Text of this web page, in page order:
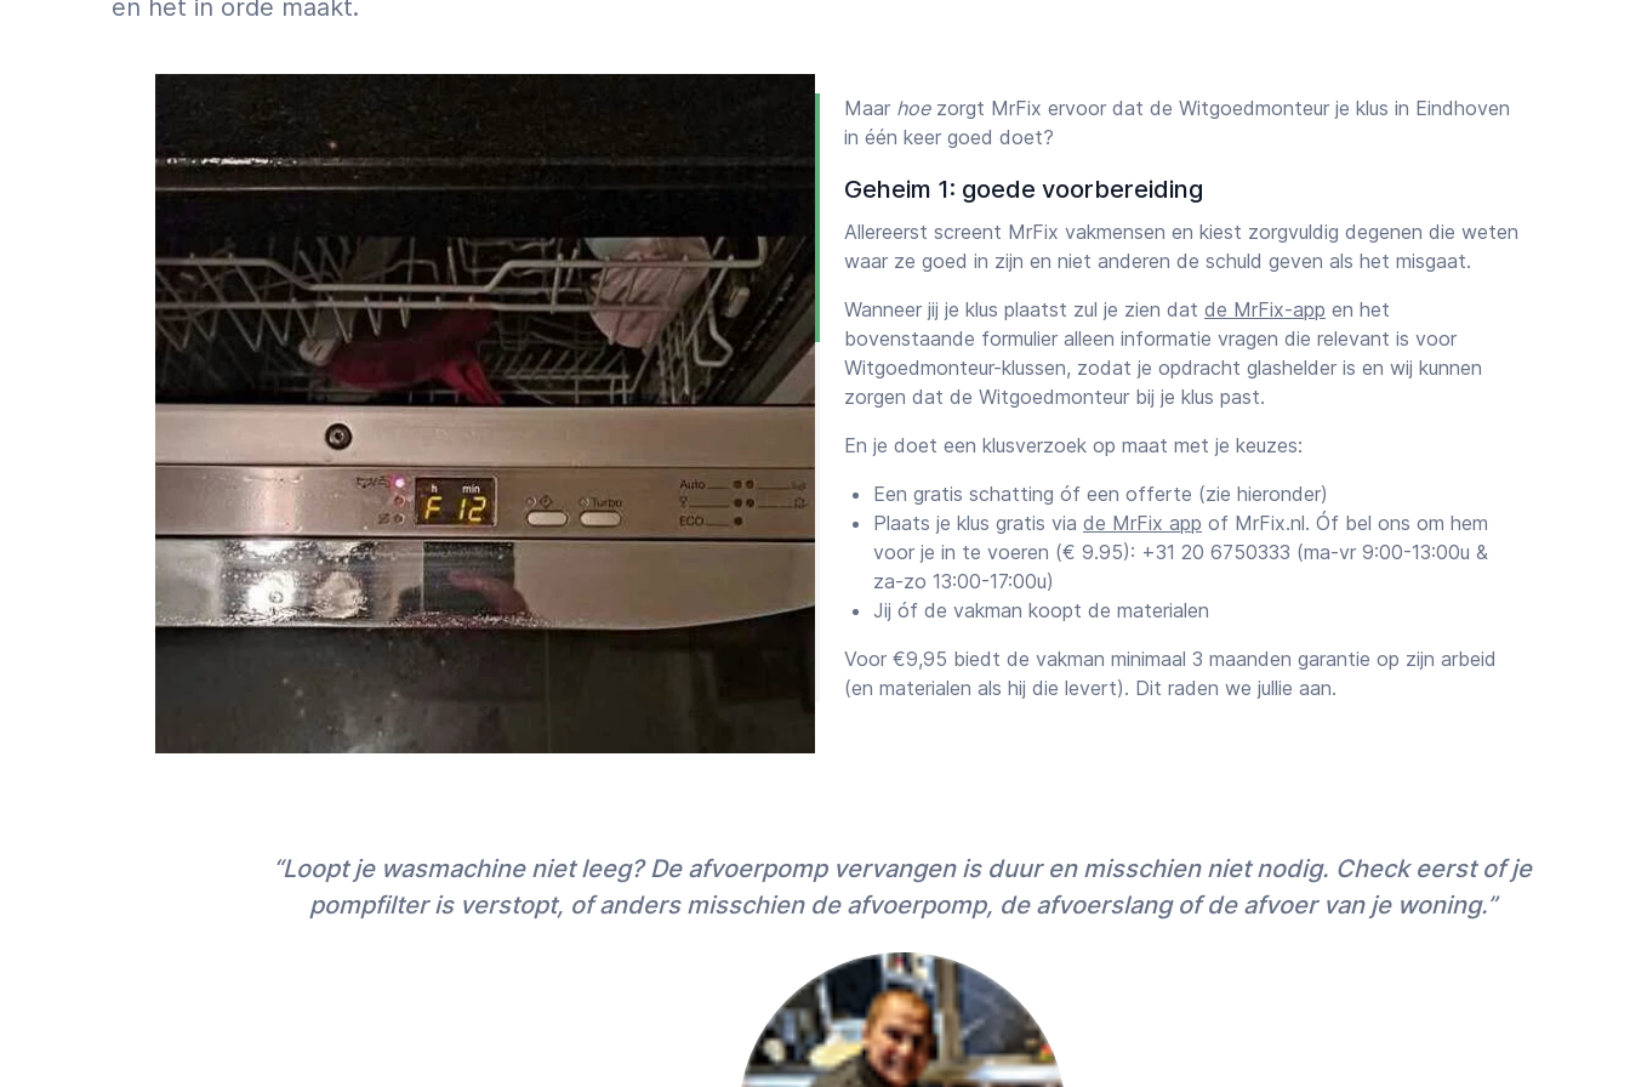
witgoed voor ongelukken zorgt. Mocht je bijvoorbeeld lekkage of
stukadoorofelektricienom jou verder te helpen.
Soepel je klus plaatsen
Witgoedservice MrFix vindt binnen 1 uur () een beschikbare
witgoedmonteur in Eindhoven om je klus 24/7 uit te voeren. Plaats je
professionele vakman. Je kunt viadit formulierook eerst een offerte
aanvragen.
Tips voor het plaatsen van je witgoedklus:
Geef het type klus zo duidelijk mogelijk aan onder “SOORT KLUS” en
“VAT JE KLUS KORT SAMEN”
Je kunt gemakkelijk 1 of 2 foto’s toevoegen, zeker vanaf je
smartphone. Hoeft niet, helpt wel
Maak je “SPECIFIEKE OMSCHRIJVING” zo specifiek mogelijk: noem
minimaal het merk en liefst ook model, bouwjaar én eventuele foutcode
Kies of je “Snel een vakman” wilt of liever “Eerst een offerte” voor de
grotere klussen vanaf ~€500 / 1 dag werk of een
Zie voor verdere vragen over witgoedmonteur-tarieven in Eindhoven de
en bel ons zonodig op 020-675 0333 (ma-vr 9:00-13:00u
& za-zo 13:00-17:00u) voor verdere informatie.
en het in orde maakt.
Maar hoezorgt MrFix ervoor dat de Witgoedmonteur je klus in Eindhoven
in één keer goed doet?
Geheim 1: goede voorbereiding
Allereerst screent MrFix vakmensen en kiest zorgvuldig degenen die weten
waar ze goed in zijn en niet anderen de schuld geven als het misgaat.
Wanneer jij je klus plaatst zul je zien dat de MrFix-app en het
bovenstaande formulier alleen informatie vragen die relevant is voor
Witgoedmonteur-klussen, zodat je opdracht glashelder is en wij kunnen
zorgen dat de Witgoedmonteur bij je klus past.
En je doet een klusverzoek op maat met je keuzes:
Een gratis schatting óf een offerte (zie hieronder)
Plaats je klus gratis via de MrFix app of MrFix.nl. Óf bel ons om hem
voor je in te voeren (€ 9.95): +31 20 6750333 (ma-vr 9:00-13:00u &
za-zo 13:00-17:00u)
Jij óf de vakman koopt de materialen
Voor €9,95 biedt de vakman minimaal 3 maanden garantie op zijn arbeid
(en materialen als hij die levert). Dit raden we jullie aan.
omdat de meeste vakmensen voor grotere klussen een korting (vaak 10-
20%) op het uurtarief bieden.
Zoweloffertes als schattingen
meestal eerst een betaald
Geheim 2: 5-sterren ondersteuning en nazorg
Zodra wij een goede Witgoedmonteur voor je hebben gevonden, kun je de
“Loopt je wasmachine niet leeg? De afvoerpomp vervangen is duur en misschien niet nodig. Check eerst of je
pompfilter is verstopt, of anders misschien de afvoerpomp, de afvoerslang of de afvoer van je woning.”